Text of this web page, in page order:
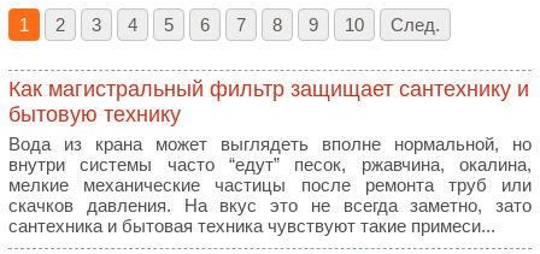
1 2 3 4 5 6 7 8 9 10 След.
Как магистральный фильтр защищает сантехнику и
бытовую технику
Вода из крана может выглядеть вполне нормальной, но
внутри системы часто “едут” песок, ржавчина, окалина,
мелкие механические частицы после ремонта труб или
скачков давления. На вкус это не всегда заметно, зато
сантехника и бытовая техника чувствуют такие примеси...